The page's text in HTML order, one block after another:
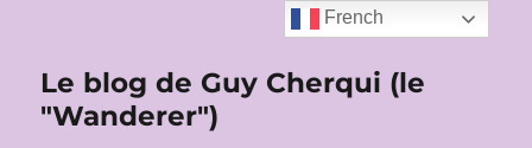
Le blog de Guy Cherqui (le
"Wanderer")
French